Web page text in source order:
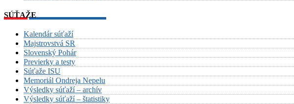
SÚŤAŽE
Kalendár súťaží
Majstrovstvá SR
Slovenský Pohár
Previerky a testy
Súťaže ISU
Memoriál Ondreja Nepelu
Výsledky súťaží – archív
Výsledky súťaží – štatistiky